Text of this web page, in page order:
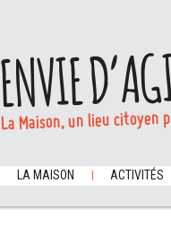
ENVIE
La Maison, un lieu
LA MAISON ACTIVITÉS